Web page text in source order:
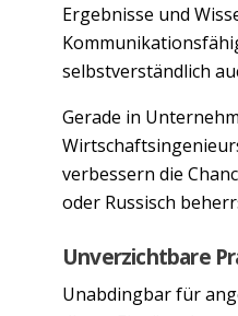
Ergebnisse und
selbstverständlich
Gerade in
verbessern die
oder Russisch
Unverzichtbare
Unabdingbar für